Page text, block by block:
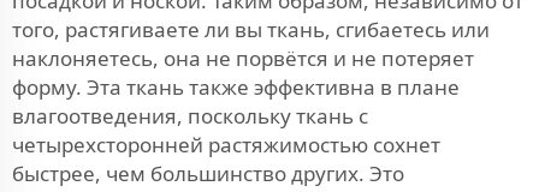
того, растягиваете ли вы ткань, сгибаетесь или
наклоняетесь, она не порвётся и не потеряет
форму. Эта ткань также эффективна в плане
влагоотведения, поскольку ткань с
четырехсторонней растяжимостью сохнет
быстрее, чем большинство других. Это